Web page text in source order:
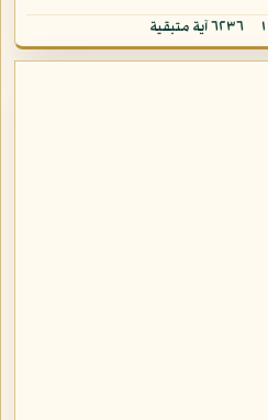
٦٢٣٦ آية متبقية